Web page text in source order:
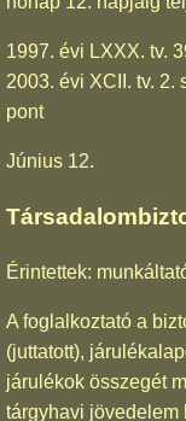
1997. évi LXXX. tv.
2003. évi XCII. tv. 2.
pont
Június 12.
Érintettek:
A foglalkoztató a
(juttatott),
járulékok összegét
tárgyhavi jövedelem